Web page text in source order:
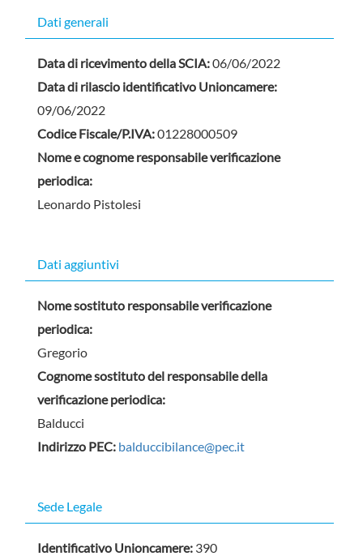
Dati generali
Data di ricevimento della SCIA:06/06/2022
Data di rilascio identificativo Unioncamere:
09/06/2022
Codice Fiscale/P.IVA:01228000509
Nome e cognome responsabile verificazione
periodica:
Leonardo Pistolesi
Dati aggiuntivi
Nome sostituto responsabile verificazione
periodica:
Gregorio
Cognome sostituto del responsabile della
verificazione periodica:
Balducci
Indirizzo PEC: balduccibilance@pec.it
Sede Legale
Identificativo Unioncamere: 390